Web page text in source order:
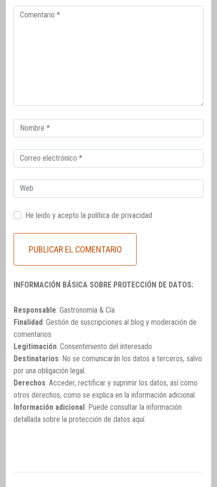
Comentario
Correo
electrónico
Correo
electrónico
Web
He leido y acepto la política de privacidad
INFORMACIÓN BÁSICA SOBRE PROTECCIÓN DE DATOS:
Responsable: Gastronomía & Cía
Finalidad: Gestión de suscripciones al blog y moderación de
comentarios
Legitimación: Consentimiento del interesado
Destinatarios: No se comunicarán los datos a terceros, salvo
por una obligación legal.
Derechos: Acceder, rectificar y suprimir los datos, así como
otros derechos, como se explica en la información adicional.
Información adicional: Puede consultar la información
detallada sobre la protección de datos aquí.